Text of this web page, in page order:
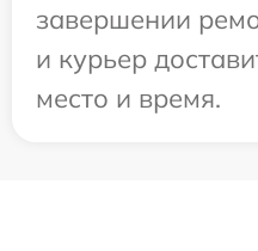
завершении
и курьер
место и время.